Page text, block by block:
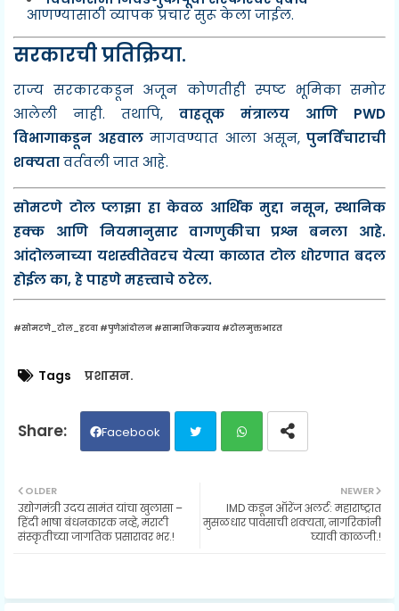
आणण्यासाठी व्यापक प्रचार सुरू केला जाईल.
सरकारची प्रतिक्रिया.
राज्य सरकारकडून अजून कोणतीही स्पष्ट भूमिका समोर
आलेली नाही. तथापि, वाहतूक मंत्रालय आणि PWD
विभागाकडून अहवाल मागवण्यात आला असून,पुनर्विचाराची
शक्यतावर्तवली जात आहे.
सोमटणे टोल प्लाझा हा केवळ आर्थिक मुद्दा नसून,स्थानिक
हक्क आणि नियमानुसार वागणुकीचा प्रश्न बनला आहे.
आंदोलनाच्या यशस्वीतेवरच येत्या काळात टोल धोरणात बदल
होईल का, हे पाहणे महत्त्वाचे ठरेल.
#सोमटणे_टोल_हटवा #पुणेआंदोलन #सामाजिकन्याय #टोलमुक्तभारत
Tags प्रशासन.
Facebook
ats
NEWER
IMD कडून ऑरेंज अलर्ट: महाराष्ट्रात
मुसळधार पावसाची शक्यता, नागरिकांनी
घ्यावी काळजी.!
OLDER
उद्योगमंत्री उदय सामंत यांचा खुलासा –
हिंदी भाषा बंधनकारक नव्हे, मराठी
संस्कृतीच्या जागतिक प्रसारावर भर.!